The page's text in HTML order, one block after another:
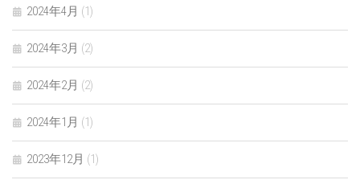
2024年4月 (1)
2024年3月 (2)
2024年2月 (2)
2024年1月 (1)
2023年12月 (1)